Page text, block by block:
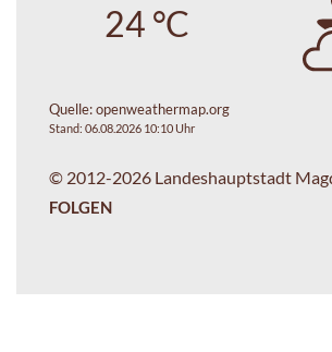
24 °C
Quelle:openweathermap.org
Stand: 06.08.2026 10:10 Uhr
© 2012-2026 Landeshauptstadt
FOLGEN